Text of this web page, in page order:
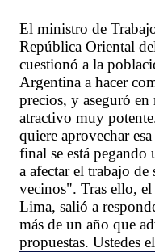
El ministro de
República Oriental
cuestionó a la
Argentina a hacer
precios, y aseguró en
atractivo muy
quiere aprovechar
final se está
a afectar el trabajo
vecinos". Tras ello,
Lima, salió a
más de un año que
propuestas. Ustedes